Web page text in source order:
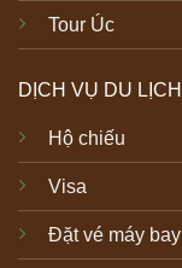
Tour Úc
DỊCH VỤ DU LỊCH
Hộ chiếu
Visa
Đặt vé máy bay